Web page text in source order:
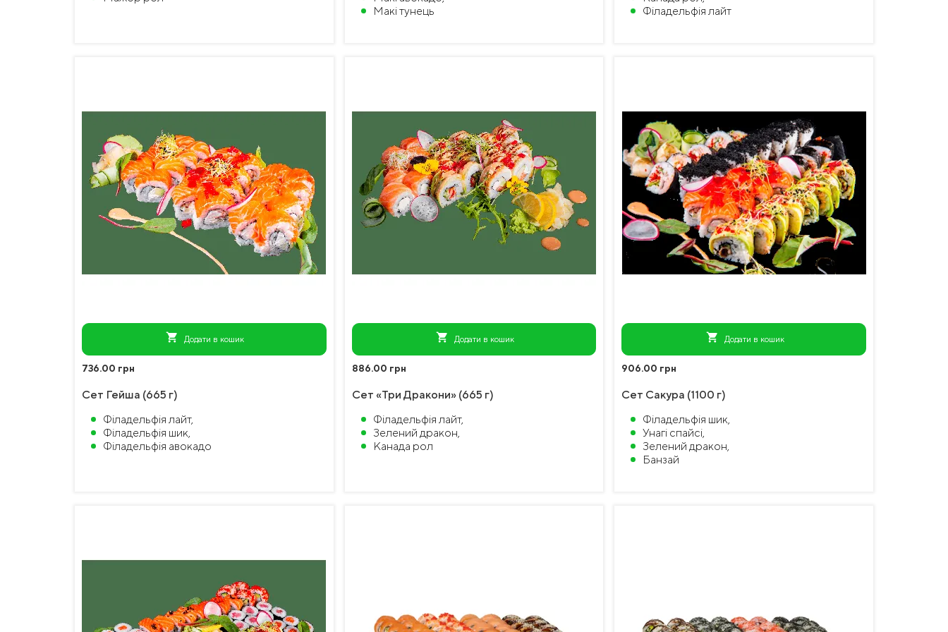
Макі тунець
Філадельфія лайт
shopping_cart Додати в кошик
736.00 грн
Сет Гейша (665 г)
Філадельфія лайт,
Філадельфія шик,
Філадельфія авокадо
shopping_cart Додати в кошик
886.00 грн
Сет «Три Дракони» (665 г)
Філадельфія лайт,
Зелений дракон,
Канада рол
shopping_cart Додати в кошик
906.00 грн
Сет Сакура (1100 г)
Філадельфія шик,
Унагі спайсі,
Зелений дракон,
Банзай